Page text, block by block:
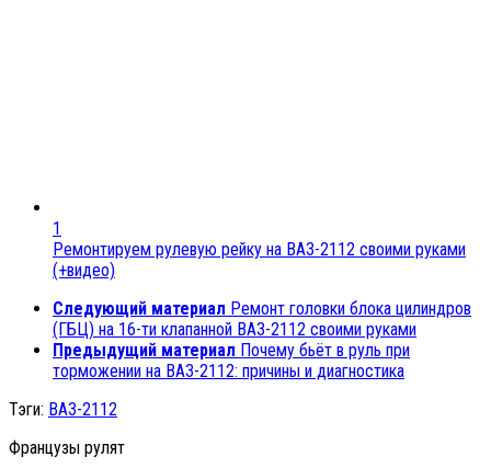
1
Ремонтируем рулевую рейку на ВАЗ-2112 своими руками
(+видео)
Следующий материал Ремонт головки блока цилиндров
(ГБЦ) на 16-ти клапанной ВАЗ-2112 своими руками
Предыдущий материал Почему бьёт в руль при
торможении на ВАЗ-2112: причины и диагностика
Тэги: ВАЗ-2112
Французы рулят